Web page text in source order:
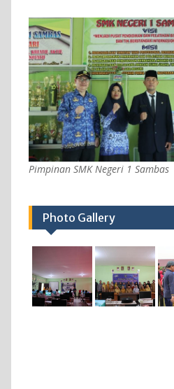
Pimpinan SMK Negeri 1 Sambas
Photo Gallery